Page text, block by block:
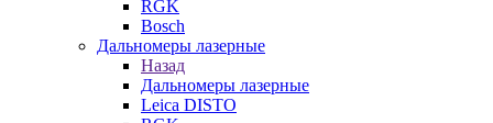
RGK
Bosch
Дальномеры лазерные
Назад
Дальномеры лазерные
Leica DISTO